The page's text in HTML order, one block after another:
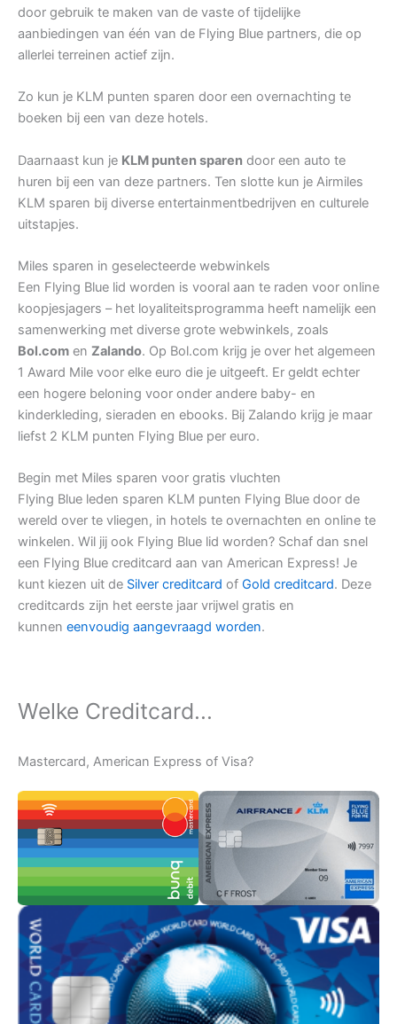
door gebruik te maken van de vaste of tijdelijke
aanbiedingen van één van de Flying Blue partners, die op
allerlei terreinen actief zijn.
Zo kun je KLM punten sparen door een overnachting te
boeken bij een van deze hotels.
Daarnaast kun je KLM punten sparen door een auto te
huren bij een van deze partners. Ten slotte kun je Airmiles
KLM sparen bij diverse entertainmentbedrijven en culturele
uitstapjes.
Miles sparen in geselecteerde webwinkels
Een Flying Blue lid worden is vooral aan te raden voor online
koopjesjagers – het loyaliteitsprogramma heeft namelijk een
samenwerking met diverse grote webwinkels, zoals
Bol.com en Zalando. Op Bol.com krijg je over het algemeen
1 Award Mile voor elke euro die je uitgeeft. Er geldt echter
een hogere beloning voor onder andere baby- en
kinderkleding, sieraden en ebooks. Bij Zalando krijg je maar
liefst 2 KLM punten Flying Blue per euro.
Begin met Miles sparen voor gratis vluchten
Flying Blue leden sparen KLM punten Flying Blue door de
wereld over te vliegen, in hotels te overnachten en online te
winkelen. Wil jij ook Flying Blue lid worden? Schaf dan snel
een Flying Blue creditcard aan van American Express! Je
kunt kiezen uit de Silver creditcard of Gold creditcard. Deze
creditcards zijn het eerste jaar vrijwel gratis en
kunnen eenvoudig aangevraagd worden.
Welke Creditcard...
Mastercard, American Express of Visa?